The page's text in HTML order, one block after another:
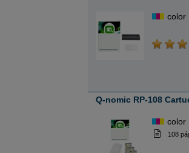
color
Q-nomic RP-108
color
108